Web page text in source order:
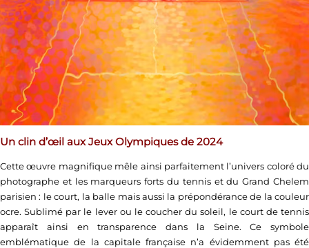
Un clin d’œil aux Jeux Olympiques de 2024
Cette œuvre magnifique mêle ainsi parfaitement l’univers coloré du
photographe et les marqueurs forts du tennis et du Grand Chelem
parisien : le court, la balle mais aussi la prépondérance de la couleur
ocre. Sublimé par le lever ou le coucher du soleil, le court de tennis
apparaît ainsi en transparence dans la Seine. Ce symbole
emblématique de la capitale française n’a évidemment pas été